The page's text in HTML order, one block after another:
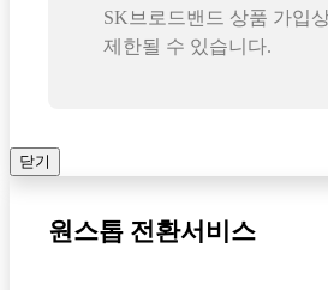
SK브로드밴드 상품 가입상
제한될 수 있습니다.
닫기
원스톱 전환서비스